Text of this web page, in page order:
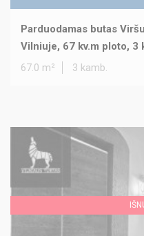
Parduodamas butas
Vilniuje, 67 kv.m ploto, 3
67.0 m²
3 kamb.